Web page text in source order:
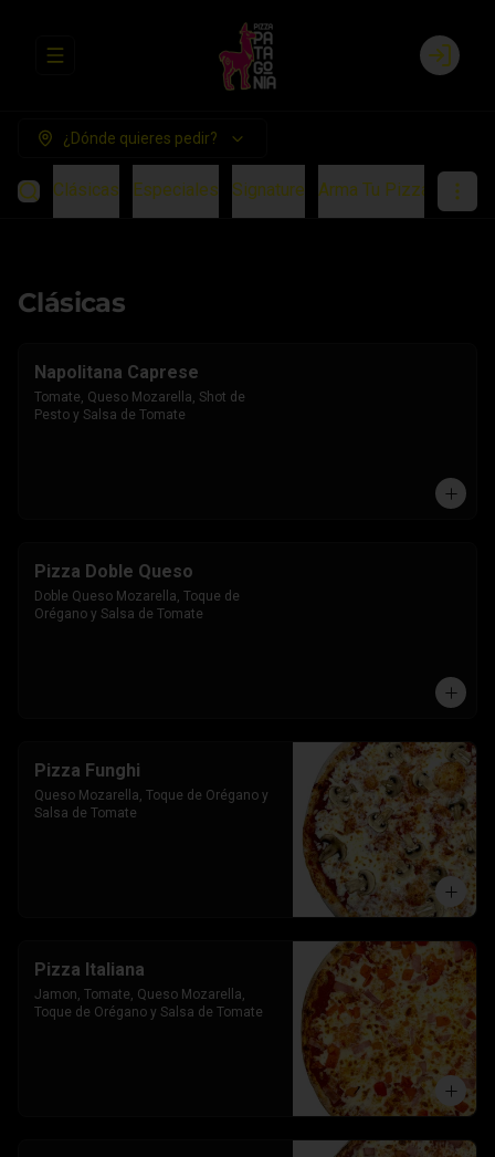
Abrir menu de navegación Login
¿Dónde quieres pedir?
Clásicas Especiales Signature Arma Tu Pizza
Clásicas
Napolitana Caprese
Tomate, Queso Mozarella, Shot de
Pesto y Salsa de Tomate
Pizza Doble Queso
Doble Queso Mozarella, Toque de
Orégano y Salsa de Tomate
Pizza Funghi
Queso Mozarella, Toque de Orégano y
Salsa de Tomate
Pizza Italiana
Jamon, Tomate, Queso Mozarella,
Toque de Orégano y Salsa de Tomate